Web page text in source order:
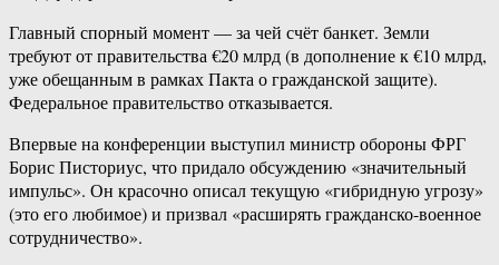
Главный спорный момент — за чей счёт банкет. Земли
требуют от правительства €20 млрд (в дополнение к €10 млрд,
уже обещанным в рамках Пакта о гражданской защите).
Федеральное правительство отказывается.
Впервые на конференции выступил министр обороны ФРГ
Борис Писториус, что придало обсуждению «значительный
импульс». Он красочно описал текущую «гибридную угрозу»
(это его любимое) и призвал «расширять гражданско-военное
сотрудничество».